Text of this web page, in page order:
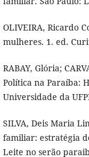
OLIVEIRA, Ricardo
mulheres. 1. ed.
RABAY, Glória;
Política na Paraíba:
Universidade da
SILVA, Deis Maria
familiar: estratégia
Leite no serão